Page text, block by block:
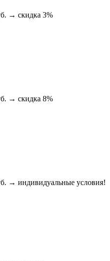
→ скидка 3%
→ скидка 8%
→ индивидуальные условия!